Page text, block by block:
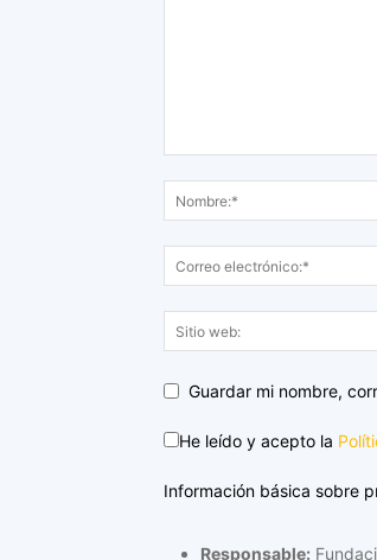
Guardar mi nombre,
He leído y acepto la
Información básica sobre
Responsable: